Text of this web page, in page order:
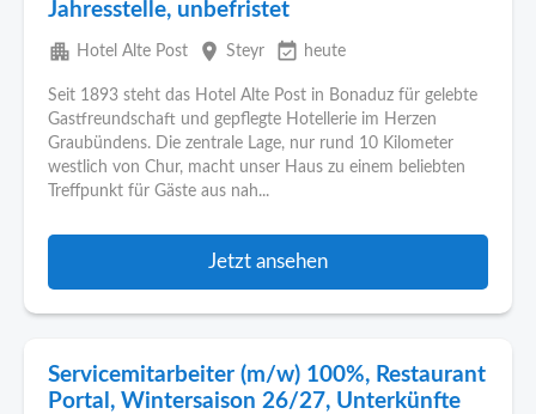
Jahresstelle, unbefristet
apartment Hotel Alte Post place Steyr event_available heute
Seit 1893 steht das Hotel Alte Post in Bonaduz für gelebte
Gastfreundschaft und gepflegte Hotellerie im Herzen
Graubündens. Die zentrale Lage, nur rund 10 Kilometer
westlich von Chur, macht unser Haus zu einem beliebten
Treffpunkt für Gäste aus nah...
Jetzt ansehen
Servicemitarbeiter (m/w) 100%, Restaurant
Portal, Wintersaison 26/27, Unterkünfte